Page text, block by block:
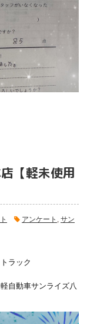
【軽未使用
アンケート
サン
ラック
自動車サンライズ八